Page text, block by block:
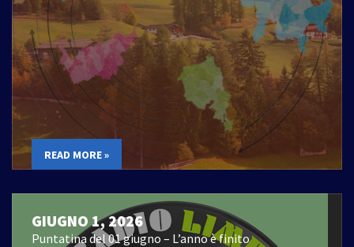
READ MORE »
GIUGNO 1, 2026
Puntatina del 01 giugno – L’anno è finito